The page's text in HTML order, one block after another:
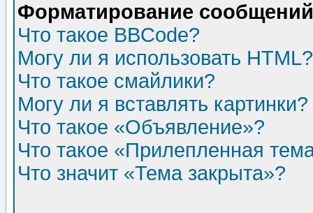
Форматирование
Что такое BBCode?
Могу ли я использовать HTML?
Что такое смайлики?
Могу ли я вставлять картинки?
Что такое «Объявление»?
Что такое «Прилепленная
Что значит «Тема закрыта»?